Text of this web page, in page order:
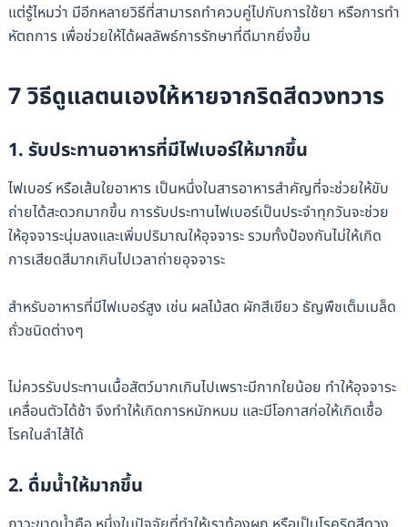
แต่รู้ไหมว่า มีอีกหลายวิธีที่สามารถทำควบคู่ไปกับการใช้ยา หรือการทำ
หัตถการ เพื่อช่วยให้ได้ผลลัพธ์การรักษาที่ดีมากยิ่งขึ้น
7 วิธีดูแลตนเองให้หายจากริดสีดวงทวาร
1. รับประทานอาหารที่มีไฟเบอร์ให้มากขึ้น
ไฟเบอร์ หรือเส้นใยอาหาร เป็นหนึ่งในสารอาหารสำคัญที่จะช่วยให้ขับ
ถ่ายได้สะดวกมากขึ้น การรับประทานไฟเบอร์เป็นประจำทุกวันจะช่วย
ให้อุจจาระนุ่มลงและเพิ่มปริมาณให้อุจจาระ รวมทั้งป้องกันไม่ให้เกิด
การเสียดสีมากเกินไปเวลาถ่ายอุจจาระ
สำหรับอาหารที่มีไฟเบอร์สูง เช่น ผลไม้สด ผักสีเขียว ธัญพืชเต็มเมล็ด
ถั่วชนิดต่างๆ
ไม่ควรรับประทานเนื้อสัตว์มากเกินไปเพราะมีกากใยน้อย ทำให้อุจจาระ
เคลื่อนตัวได้ช้า จึงทำให้เกิดการหมักหมม และมีโอกาสก่อให้เกิดเชื้อ
โรคในลำไส้ได้
2. ดื่มน้ำให้มากขึ้น